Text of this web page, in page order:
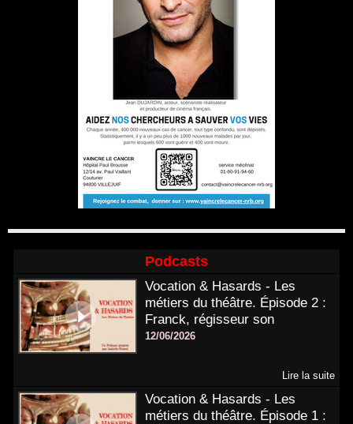
Podcasts
Vocation & Hasards - Les
métiers du théâtre. Épisode 2 :
Franck, régisseur son
12/06/2026
Lire la suite
Vocation & Hasards - Les
métiers du théâtre. Épisode 1 :